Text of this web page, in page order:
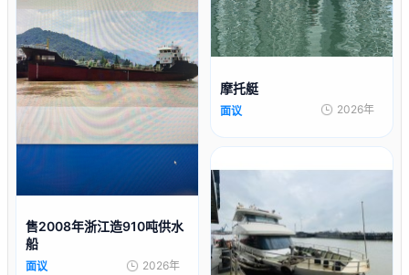
售2008年浙江造910吨供水
船
面议 2026年
摩托艇
面议 2026年